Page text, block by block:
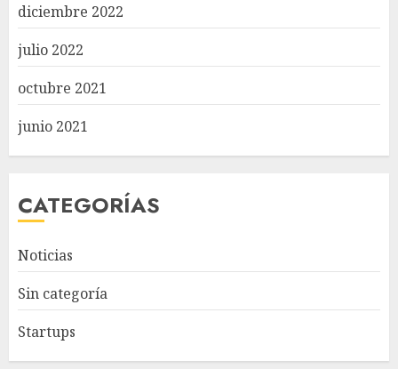
diciembre 2022
julio 2022
octubre 2021
junio 2021
CATEGORÍAS
Noticias
Sin categoría
Startups